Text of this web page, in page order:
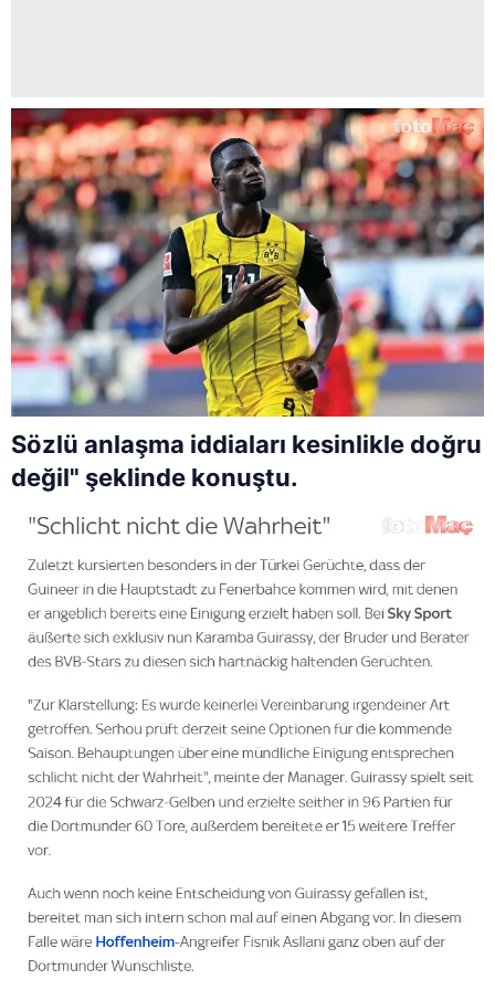
Sözlü anlaşma iddiaları kesinlikle doğru
değil" şeklinde konuştu.